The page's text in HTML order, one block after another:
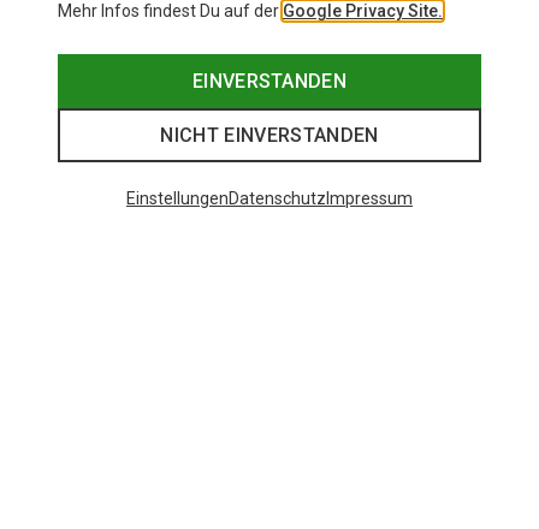
Mehr Infos findest Du auf der Google Privacy Site.
EINVERSTANDEN
NICHT EINVERSTANDEN
EinstellungenDatenschutz Impressum